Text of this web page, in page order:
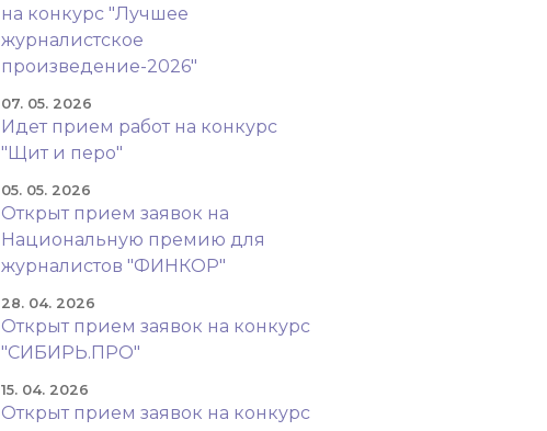
на конкурс "Лучшее
журналистское
произведение-2026"
07. 05. 2026
Идет прием работ на конкурс
"Щит и перо"
05. 05. 2026
Открыт прием заявок на
Национальную премию для
журналистов "ФИНКОР"
28. 04. 2026
Открыт прием заявок на конкурс
"СИБИРЬ.ПРО"
15. 04. 2026
Открыт прием заявок на конкурс